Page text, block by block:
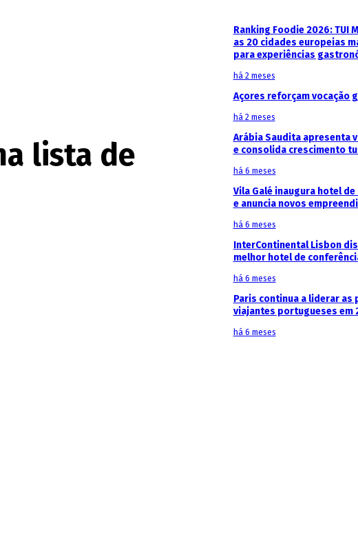
lista de
Ranking Foodie 2026: TUI
as 20 cidades europeias
para experiências
há 2 meses
Açores reforçam vocação
há 2 meses
Arábia Saudita apresenta
e consolida crescimento
há 6 meses
Vila Galé inaugura hotel de
e anuncia novos
há 6 meses
InterContinental Lisbon
melhor hotel de
há 6 meses
Paris continua a liderar as
viajantes portugueses em
há 6 meses